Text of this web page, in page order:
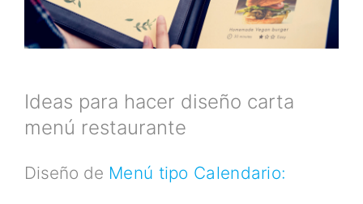
Ideas para hacer diseño carta
menú restaurante
Diseño de Menú tipo Calendario: